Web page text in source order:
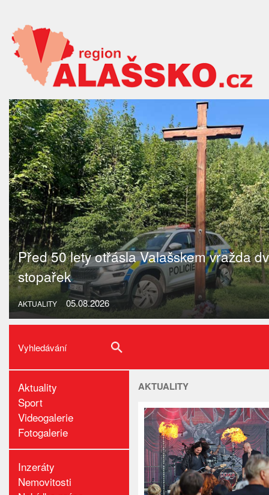
Před 50 lety otřásla Valašskem vražda
stopařek
AKTUALITY 05.08.2026
Aktuality
Sport
Videogalerie
Fotogalerie
Inzeráty
Nemovitosti
AKTUALITY